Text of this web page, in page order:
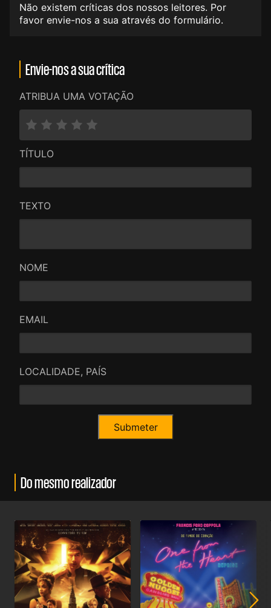
Não existem críticas dos nossos leitores. Por
favor envie-nos a sua através do formulário.
Envie-nos a sua crítica
ATRIBUA UMA VOTAÇÃO
TÍTULO
TEXTO
NOME
EMAIL
LOCALIDADE, PAÍS
Do mesmo realizador